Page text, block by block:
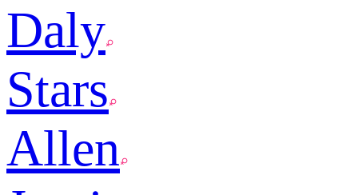
Daly
Stars
Allen